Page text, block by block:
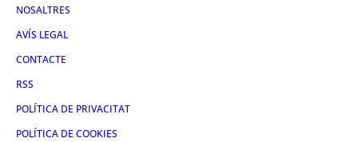
NOSALTRES
AVÍS LEGAL
CONTACTE
RSS
POLÍTICA DE PRIVACITAT
POLÍTICA DE COOKIES